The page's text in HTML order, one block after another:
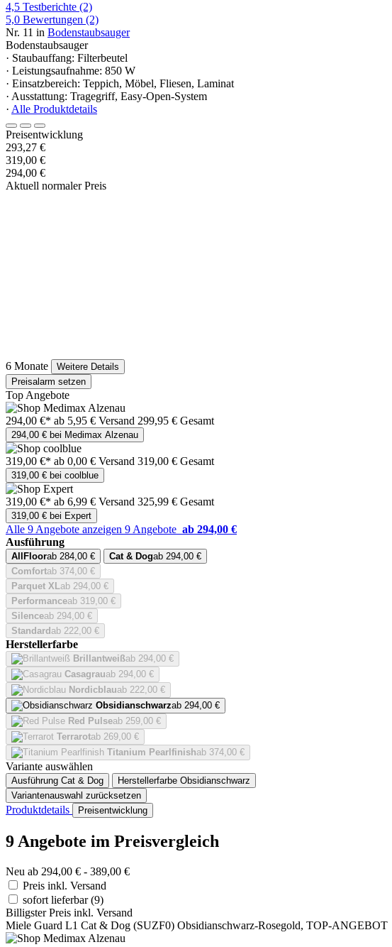
4,5 Testberichte (2)
5,0 Bewertungen (2)
Nr. 11 in Bodenstaubsauger
Bodenstaubsauger
· Staubauffang: Filterbeutel
· Leistungsaufnahme: 850 W
· Einsatzbereich: Teppich, Möbel, Fliesen, Laminat
· Ausstattung: Tragegriff, Easy-Open-System
· Alle Produktdetails
Preisentwicklung
293,27 €
319,00 €
294,00 €
Aktuell normaler Preis
6 Monate
Weitere Details
Preisalarm setzen
Top Angebote
294,00 €* ab 5,95 € Versand 299,95 € Gesamt
294,00 € bei Medimax Alzenau
319,00 €* ab 0,00 € Versand 319,00 € Gesamt
319,00 € bei coolblue
319,00 €* ab 6,99 € Versand 325,99 € Gesamt
319,00 € bei Expert
Alle 9 Angebote anzeigen 9 Angebote ab 294,00 €
Ausführung
AllFloorab 284,00 € Cat & Dogab 294,00 €
Comfortab 374,00 €
Parquet XLab 294,00 €
Performanceab 319,00 €
Silenceab 294,00 €
Standard ab 222,00 €
Herstellerfarbe
Brillantweißab 294,00 €
Casagrauab 294,00 €
Nordicblauab 222,00 €
Obsidianschwarzab 294,00 €
Red Pulseab 259,00 €
Terrarotab 269,00 €
Titanium Pearlfinishab 374,00 €
Variante auswählen
Ausführung Cat & Dog Herstellerfarbe Obsidianschwarz
Variantenauswahl zurücksetzen
Produktdetails Preisentwicklung
9 Angebote im Preisvergleich
Neu ab 294,00 € - 389,00 €
Preis inkl. Versand
sofort lieferbar(9)
Billigster Preis inkl. Versand
Miele Guard L1 Cat & Dog (SUZF0) Obsidianschwarz-Rosegold, TOP-ANGEBOT